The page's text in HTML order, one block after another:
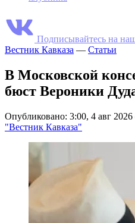
Подписывайтесь на
Вестник Кавказа — Статьи
В Московской
бюст Вероники
Опубликовано: 3:00, 4 авг
"Вестник Кавказа"